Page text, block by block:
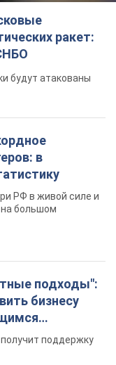
ракет:
будут атакованы
в
РФ в живой силе и
на большом
подходы":
бизнесу
поддержку